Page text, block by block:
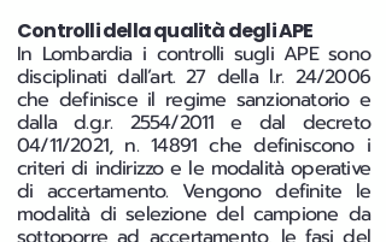
Controlli della qualità degli APE
In Lombardia i controlli sugli APE sono
disciplinati dall’art. 27 della l.r. 24/2006
che definisce il regime sanzionatorio e
dalla d.g.r. 2554/2011 e dal decreto
04/11/2021, n. 14891 che definiscono i
criteri di indirizzo e le modalità operative
di accertamento. Vengono definite le
modalità di selezione del campione da